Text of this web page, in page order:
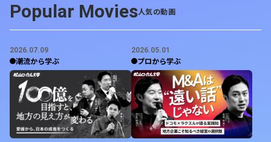
Popular Movies人気の動画
2026.07.09
潮流から学ぶ
2026.05.01
プロから学ぶ